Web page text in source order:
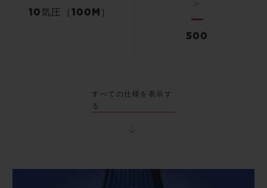
10気圧（100M）
ン
500
すべての仕様を表示す
る